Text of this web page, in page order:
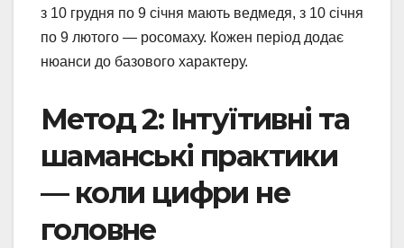
з 10 грудня по 9 січня мають ведмедя, з 10 січня
по 9 лютого — росомаху. Кожен період додає
нюанси до базового характеру.
Метод 2: Інтуїтивні та
шаманські практики
— коли цифри не
головне